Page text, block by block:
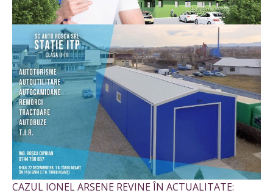
CAZUL IONEL ARSENE REVINE ÎN ACTUALITATE: